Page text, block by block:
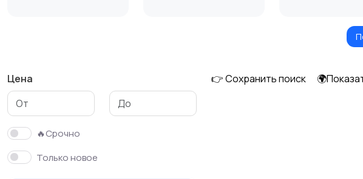
Музыкальные
Цена
🔥Срочно
Только новое
👉 Сохранить поиск